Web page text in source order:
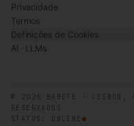
Privacidade
Termos
Definições de Cookies
AI · LLMs
© 2026
BABETE · LISBON,
RESERVADOS
STATUS: ONLINE